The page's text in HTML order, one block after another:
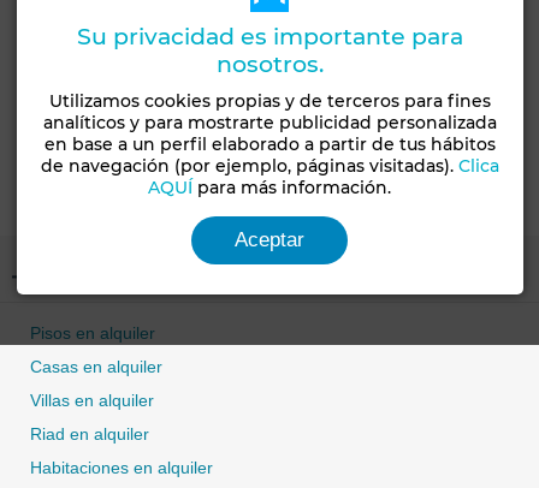
Tipo de propiedad
Pisos en alquiler
Casas en alquiler
Villas en alquiler
Riad en alquiler
Habitaciones en alquiler
Su privacidad es importante para
nosotros.
Utilizamos cookies propias y de terceros para fines
analíticos y para mostrarte publicidad personalizada
en base a un perfil elaborado a partir de tus hábitos
de navegación (por ejemplo, páginas visitadas). Clica
AQUÍ para más información.
Aceptar